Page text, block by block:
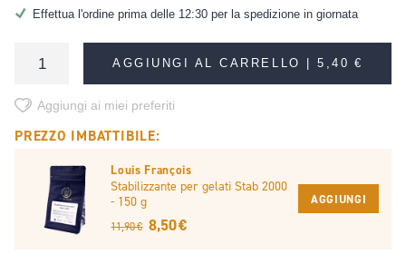
Effettua l'ordine prima delle 12:30 per la spedizione in giornata
AGGIUNGI AL CARRELLO |5,40 €
Aggiungi ai miei preferiti
PREZZO IMBATTIBILE:
Louis François
Stabilizzante per gelati Stab 2000
- 150 g
11,90 € 8,50 €
AGGIUNGI